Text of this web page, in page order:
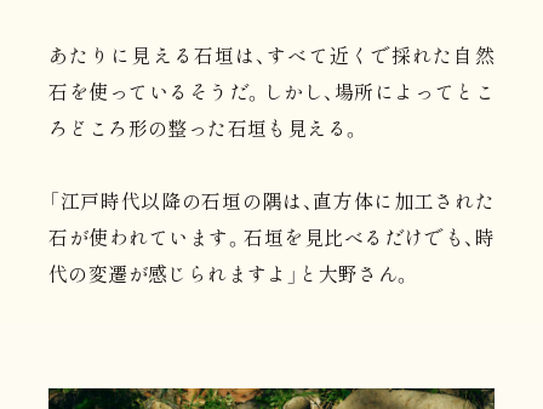
あたりに見える石垣は、すべて近くで採れた自然
石を使っているそうだ。しかし、場所によってとこ
ろどころ形の整った石垣も見える。
「江戸時代以降の石垣の隅は、直方体に加工された
石が使われています。石垣を見比べるだけでも、時
代の変遷が感じられますよ」と大野さん。